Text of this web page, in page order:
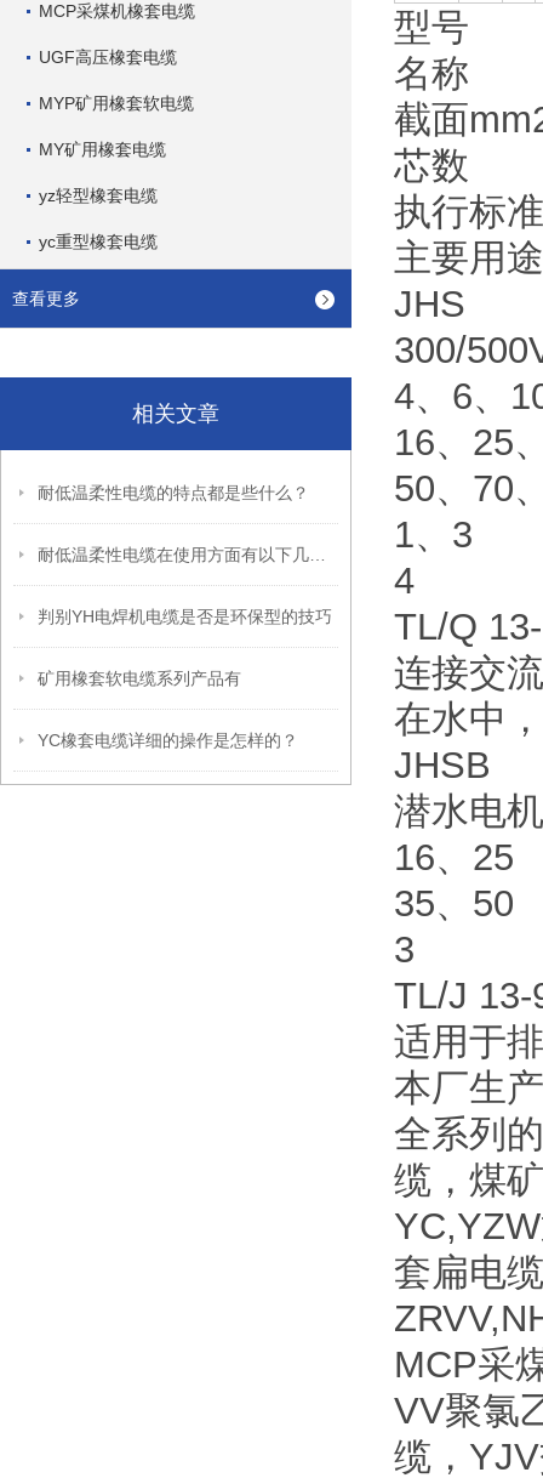
MCP采煤机橡套电缆
UGF高压橡套电缆
MYP矿用橡套软电缆
MY矿用橡套电缆
yz轻型橡套电缆
yc重型橡套电缆
查看更多
相关文章
耐低温柔性电缆的特点都是些什么？
判别YH电焊机电缆是否是环保型的技巧
矿用橡套软电缆系列产品有
YC橡套电缆详细的操作是怎样的？
型号
名称
截面
芯数
执行标准
主要用途
JHS
300/
4、6、
16、25
50、70
1、3
4
TL/Q
连接交
在水中
JHSB
潜水电
16、25
35、50
3
TL/J 13-
适用于
本厂生
全系列
缆，煤
套扁电
MCP采
VV聚氯
缆，